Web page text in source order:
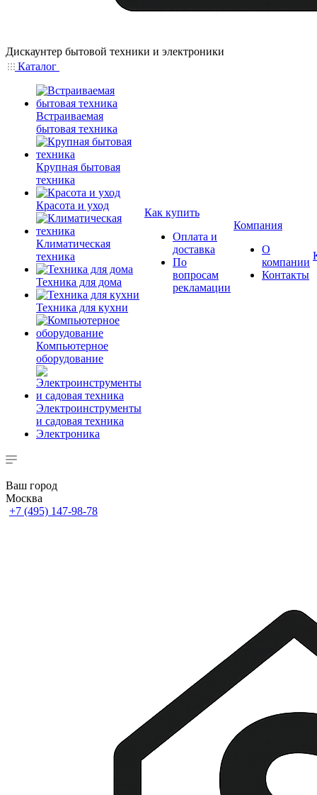
Дискаунтер бытовой техники и электроники
Каталог
Встраиваемая
бытовая техника
Крупная бытовая
техника
Красота и уход
Климатическая
техника
Техника для дома
Техника для кухни
Компьютерное
оборудование
Электроинструменты
и садовая техника
Электроника
Как купить
Оплата и
доставка
По
вопросам
рекламации
Компания
О
компании
Контакты
Ваш город
Москва
+7 (495) 147-98-78